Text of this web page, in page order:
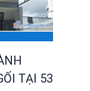
TẠI 53